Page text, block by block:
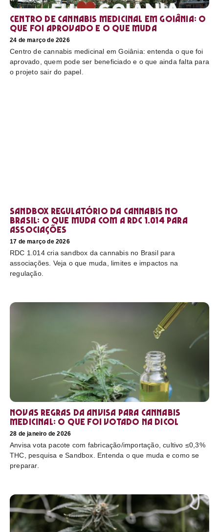
Centro de cannabis medicinal em Goiânia: o
que foi aprovado e o que muda
24 de março de 2026
Centro de cannabis medicinal em Goiânia: entenda o que foi
aprovado, quem pode ser beneficiado e o que ainda falta para
o projeto sair do papel.
Sandbox regulatório da cannabis no
Brasil: o que muda com a RDC 1.014 para
associações
17 de março de 2026
RDC 1.014 cria sandbox da cannabis no Brasil para
associações. Veja o que muda, limites e impactos na
regulação.
Novas regras da Anvisa para cannabis
medicinal: o que foi votado na Dicol
28 de janeiro de 2026
Anvisa vota pacote com fabricação/importação, cultivo ≤0,3%
THC, pesquisa e Sandbox. Entenda o que muda e como se
preparar.